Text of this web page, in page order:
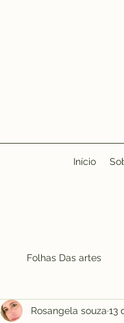
Início
Folhas Das artes
Rosangela souza 13